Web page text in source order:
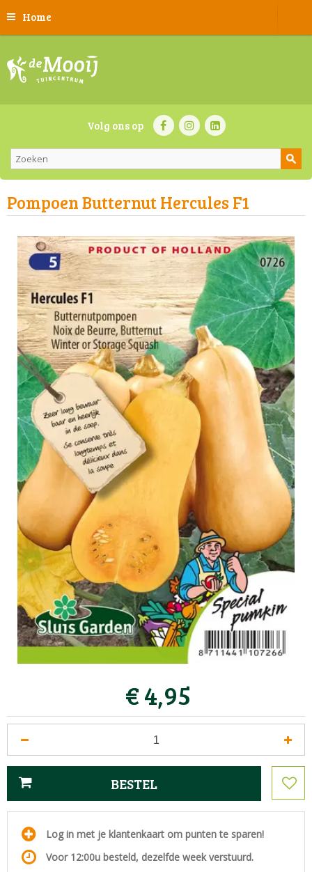
Home
Volg ons op
Pompoen Butternut Hercules F1
€4,95
Log in met je klantenkaart om punten te sparen!
Voor 12:00u besteld, dezelfde week verstuurd.